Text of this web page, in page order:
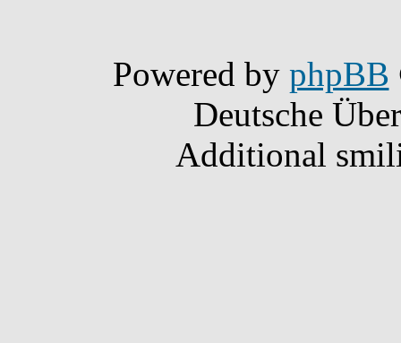
Powered by phpBB
Deutsche
Additional